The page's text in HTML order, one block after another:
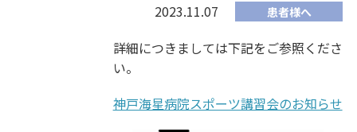
2023.11.07 患者様へ
詳細につきましては下記をご参照くださ
い。
神戸海星病院スポーツ講習会のお知らせ